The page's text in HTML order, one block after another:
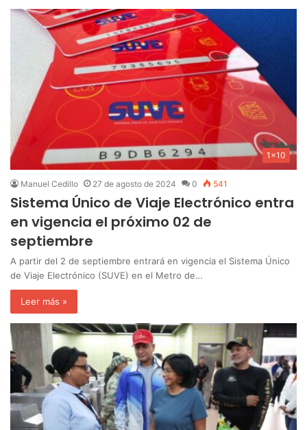
1x10
Manuel Cedillo 27 de agosto de 2024 0 541
Sistema Único de Viaje Electrónico entra
en vigencia el próximo 02 de
septiembre
A partir del 2 de septiembre entrará en vigencia el Sistema Único
de Viaje Electrónico (SUVE) en el Metro de…
Leer más »